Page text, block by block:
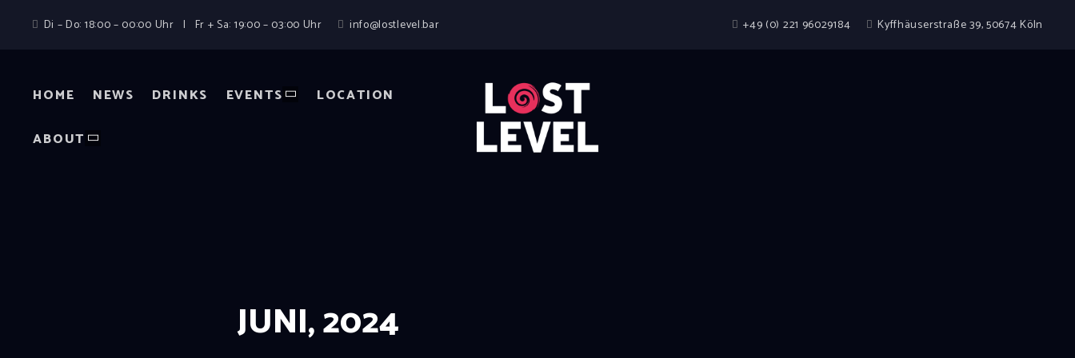
Di – Do: 18:00 – 00:00 Uhr | Fr + Sa: 19:00 – 03:00 Uhr info@lostlevel.bar +49 (0) 221 96029184 Kyffhäuserstraße 39, 50674 Köln
HOME NEWS DRINKS EVENTS LOCATION
ABOUT
NEWS
LOCATION
JUNI, 2024